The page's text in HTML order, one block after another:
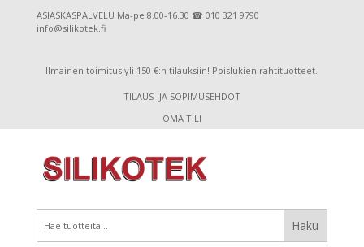
ASIASKASPALVELU Ma-pe 8.00-16.30 ☎ 010 321 9790
info@silikotek.fi
Ilmainen toimitus yli 150 €:n tilauksiin! Poislukien rahtituotteet.
TILAUS- JA SOPIMUSEHDOT
OMA TILI